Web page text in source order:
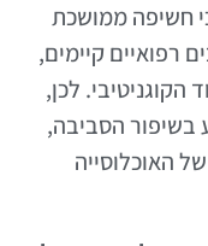
חשיפה ממושכת
רפואיים קיימים,
לכן,
בשיפור הסביבה,
האוכלוסייה